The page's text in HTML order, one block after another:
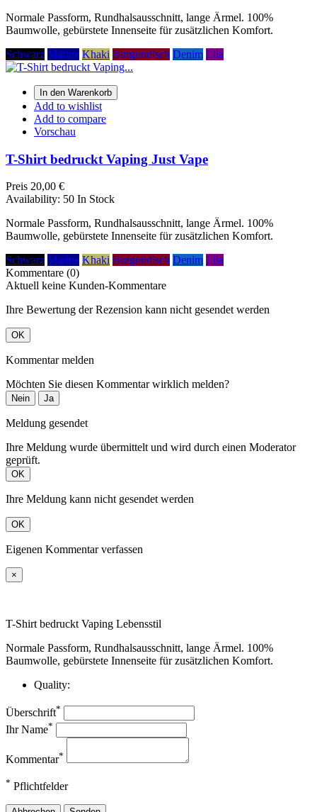
Normale Passform, Rundhalsausschnitt, lange Ärmel. 100%
Baumwolle, gebürstete Innenseite für zusätzlichen Komfort.
Schwarz Marine Khaki Burgundisch Denim Lila
In den Warenkorb
Add to wishlist
Add to compare
Vorschau
T-Shirt bedruckt Vaping Just Vape
Preis 20,00 €
Availability: 50 In Stock
Normale Passform, Rundhalsausschnitt, lange Ärmel. 100%
Baumwolle, gebürstete Innenseite für zusätzlichen Komfort.
Schwarz Marine Khaki Burgundisch Denim Lila
Kommentare (0)
Aktuell keine Kunden-Kommentare
Ihre Bewertung der Rezension kann nicht gesendet werden
OK
Kommentar melden
Möchten Sie diesen Kommentar wirklich melden?
Nein Ja
Meldung gesendet
Ihre Meldung wurde übermittelt und wird durch einen Moderator
geprüft.
OK
Ihre Meldung kann nicht gesendet werden
OK
Eigenen Kommentar verfassen
×
T-Shirt bedruckt Vaping Lebensstil
Normale Passform, Rundhalsausschnitt, lange Ärmel. 100%
Baumwolle, gebürstete Innenseite für zusätzlichen Komfort.
Quality:
Überschrift*
Ihr Name*
Kommentar*
* Pflichtfelder